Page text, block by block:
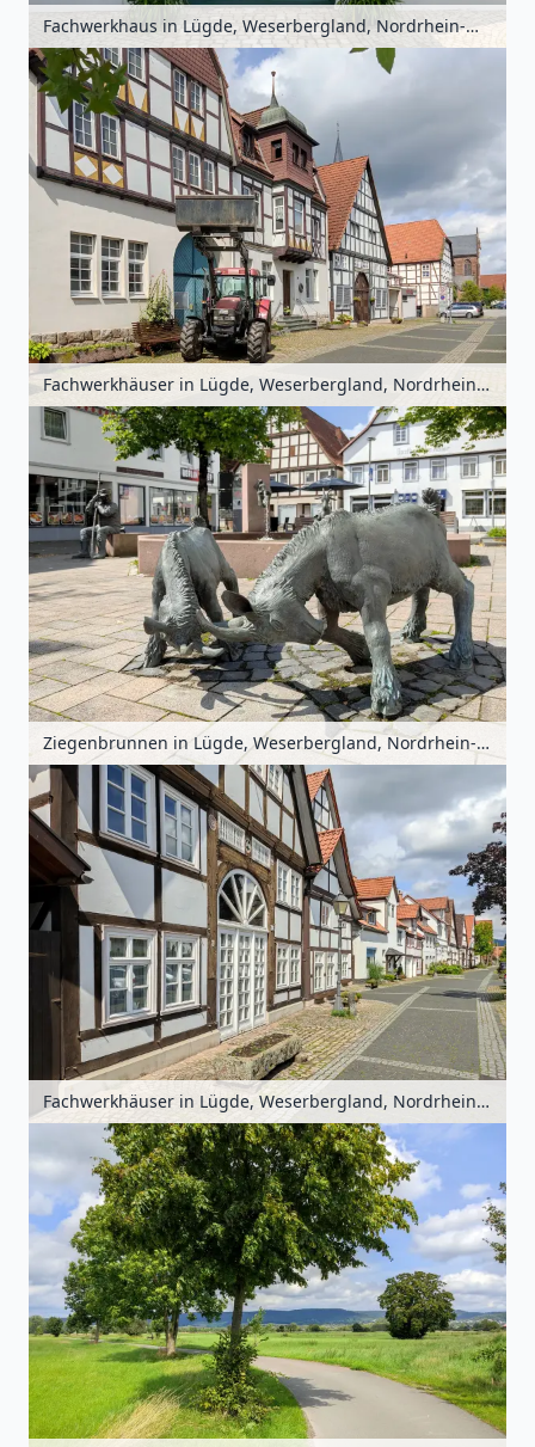
Fachwerkhaus in Lügde, Weserbergland, Nordrhein-Westfalen, Deutschland
Fachwerkhäuser in Lügde, Weserbergland, Nordrhein-Westfalen, Deutschland
Ziegenbrunnen in Lügde, Weserbergland, Nordrhein-Westfalen, Deutschland
Fachwerkhäuser in Lügde, Weserbergland, Nordrhein-Westfalen, Deutschland